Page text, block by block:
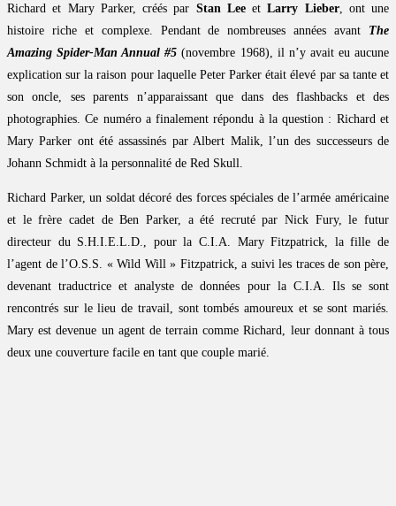
Richard et Mary Parker, créés par Stan LeeetLarry Lieber, ont une
histoire riche et complexe. Pendant de nombreuses années avant The
Amazing Spider-Man Annual #5 (novembre 1968), il n’y avait eu aucune
explication sur la raison pour laquelle Peter Parker était élevé par sa tante et
son oncle, ses parents n’apparaissant que dans des flashbacks et des
photographies. Ce numéro a finalement répondu à la question : Richard et
Mary Parker ont été assassinés par Albert Malik, l’un des successeurs de
Johann Schmidt à la personnalité de Red Skull.
Richard Parker, un soldat décoré des forces spéciales de l’armée américaine
et le frère cadet de Ben Parker, a été recruté par Nick Fury, le futur
directeur du S.H.I.E.L.D., pour la C.I.A. Mary Fitzpatrick, la fille de
l’agent de l’O.S.S. « Wild Will » Fitzpatrick, a suivi les traces de son père,
devenant traductrice et analyste de données pour la C.I.A. Ils se sont
rencontrés sur le lieu de travail, sont tombés amoureux et se sont mariés.
Mary est devenue un agent de terrain comme Richard, leur donnant à tous
deux une couverture facile en tant que couple marié.